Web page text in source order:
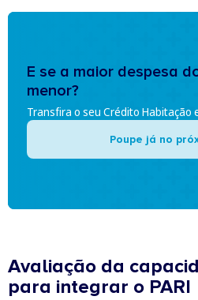
E se a maior despesa
menor?
Transfira o seu Crédito Habitação
Poupe já no
Avaliação da
para integrar o PARI